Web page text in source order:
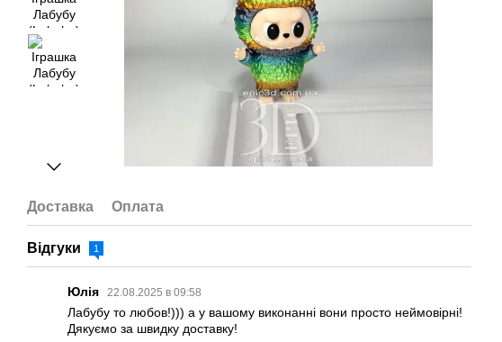
Доставка Оплата
Відгуки 1
Юлія 22.08.2025 в 09:58
Лабубу то любов!))) а у вашому виконанні вони просто неймовірні!
Дякуємо за швидку доставку!